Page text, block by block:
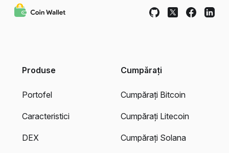
Produse
Portofel
Caracteristici
DEX
Cumpărați
Cumpărați Bitcoin
Cumpărați Litecoin
Cumpărați Solana